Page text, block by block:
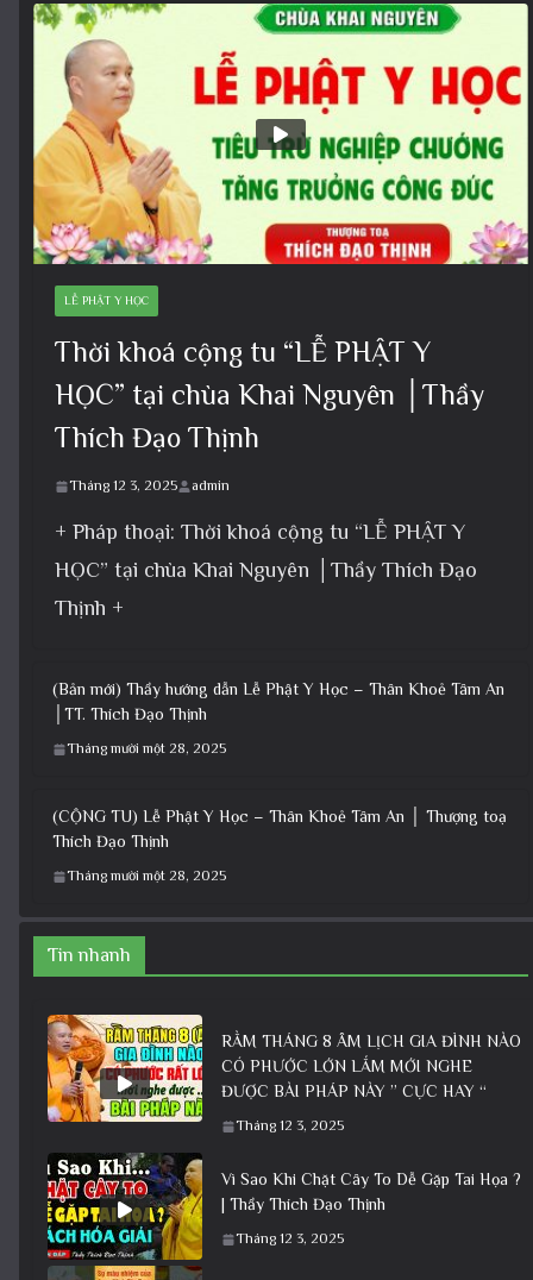
LỄ PHẬT Y HỌC
Thời khoá cộng tu “LỄ PHẬT Y
HỌC” tại chùa Khai Nguyên │Thầy
Thích Đạo Thịnh
Tháng 12 3, 2025 admin
+ Pháp thoại: Thời khoá cộng tu “LỄ PHẬT Y
HỌC” tại chùa Khai Nguyên │Thầy Thích Đạo
Thịnh +
(Bản mới) Thầy hướng dẫn Lễ Phật Y Học – Thân Khoẻ Tâm An
│TT. Thích Đạo Thịnh
Tháng mười một 28, 2025
(CỘNG TU) Lễ Phật Y Học – Thân Khoẻ Tâm An │ Thượng toạ
Thích Đạo Thịnh
Tháng mười một 28, 2025
Tin nhanh
RẰM THÁNG 8 ÂM LỊCH GIA ĐÌNH NÀO
CÓ PHƯỚC LỚN LẮM MỚI NGHE
ĐƯỢC BÀI PHÁP NÀY ” CỰC HAY “
Tháng 12 3, 2025
Vì Sao Khi Chặt Cây To Dễ Gặp Tai Họa ?
| Thầy Thích Đạo Thịnh
Tháng 12 3, 2025